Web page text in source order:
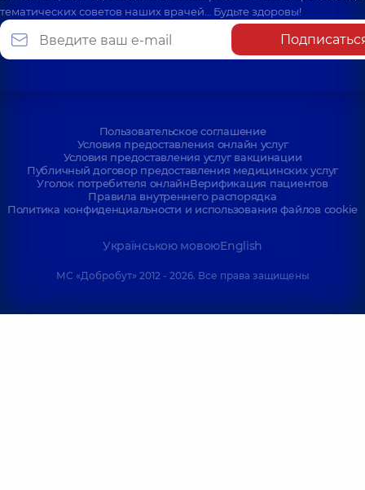
тематических советов наших врачей… Будьте здоровы!
Пользовательское соглашение
Условия предоставления онлайн услуг
Условия предоставления услуг вакцинации
Публичный договор предоставления медицинских услуг
Уголок потребителя онлайнВерификация пациентов
Правила внутреннего распорядка
Политика конфиденциальности и использования файлов cookie
Українською мовоюEnglish
МС «Добробут» 2012 - 2026. Все права защищены